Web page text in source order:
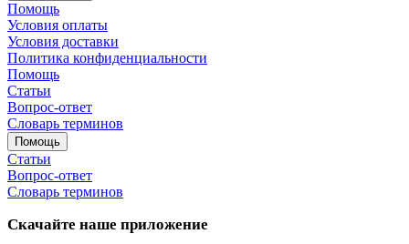
Помощь
Условия оплаты
Условия доставки
Политика конфиденциальности
Помощь
Статьи
Вопрос-ответ
Словарь терминов
Помощь
Статьи
Вопрос-ответ
Словарь терминов
Скачайте наше приложение